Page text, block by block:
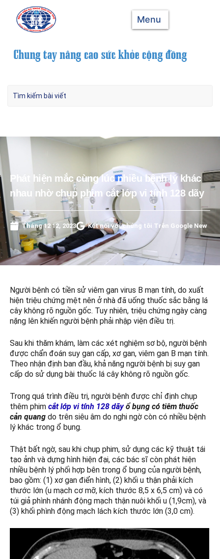
Menu
Phát hiện mắc cùng lúc nhiều bệnh lý khác
nhau nhờ chụp phim cắt lớp vi tính 128 dãy
Tháng 12 12, 2023 Kết nối với chúng tôi Trên Google New
Người bệnh có tiền sử viêm gan virus B mạn tính, do xuất
hiện triệu chứng mệt nên ở nhà đã uống thuốc sắc bằng lá
cây không rõ nguồn gốc. Tuy nhiên, triệu chứng ngày càng
nặng lên khiến người bệnh phải nhập viện điều trị.
Sau khi thăm khám, làm các xét nghiệm sơ bộ, người bệnh
được chẩn đoán suy gan cấp, xơ gan, viêm gan B mạn tính.
Theo nhận định ban đầu, khả năng người bệnh bị suy gan
cấp do sử dụng bài thuốc lá cây không rõ nguồn gốc.
Trong quá trình điều trị, người bệnh được chỉ định chụp
thêm phim cắt lớp vi tính 128 dãyổ bụng có tiêm thuốc
cản quang do trên siêu âm do nghi ngờ còn có nhiều bệnh
lý khác trong ổ bụng.
Thật bất ngờ, sau khi chụp phim, sử dụng các kỹ thuật tái
tạo ảnh và dựng hình hiện đại, các bác sĩ còn phát hiện
nhiều bệnh lý phối hợp bên trong ổ bụng của người bệnh,
bao gồm: (1) xơ gan điển hình, (2) khối u thận phải kích
thước lớn (u mạch cơ mỡ, kích thước 8,5 x 6,5 cm) và có
túi giả phình nhánh động mạch thận nuôi khối u (1,9cm), và
(3) khối phình động mạch lách kích thước lớn (3,0 cm).